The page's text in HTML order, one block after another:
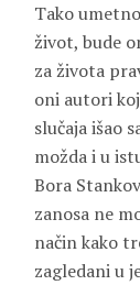
Tako
život, bude
za života
oni autori
slučaja išao
možda i u
Bora
zanosa ne
način kako
zagledani u